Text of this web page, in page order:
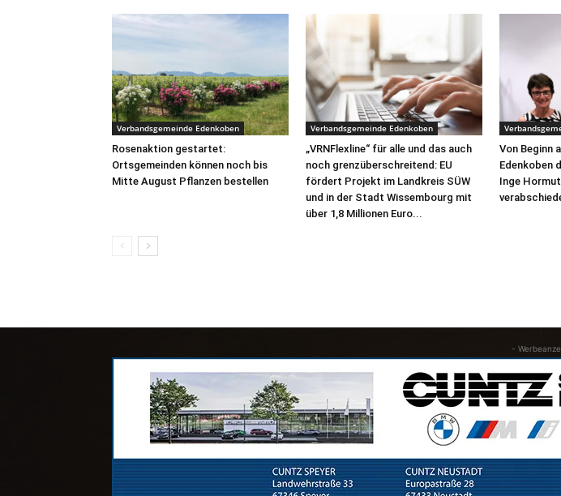
Verbandsgemeinde Edenkoben
Rosenaktion gestartet:
Ortsgemeinden können noch bis
Mitte August Pflanzen bestellen
Verbandsgemeinde Edenkoben
„VRNFlexline“ für alle und das auch
noch grenzüberschreitend: EU
fördert Projekt im Landkreis SÜW
und in der Stadt Wissembourg mit
über 1,8 Millionen Euro...
Von Beginn
Edenkoben
Inge
-